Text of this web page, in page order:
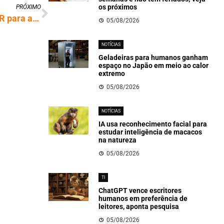
PRÓXIMO
Golpistas se aproveitam de programa do IR para aplicar fraudes; saiba como se proteger
os próximos
05/08/2026
NOTÍCIAS
Geladeiras para humanos ganham
espaço no Japão em meio ao calor
extremo
05/08/2026
NOTÍCIAS
IA usa reconhecimento facial para
estudar inteligência de macacos
na natureza
05/08/2026
TI
ChatGPT vence escritores
humanos em preferência de
leitores, aponta pesquisa
05/08/2026